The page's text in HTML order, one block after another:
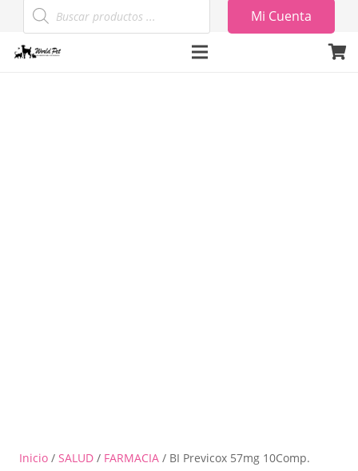
Búsqueda
de
productos
Mi Cuenta
Inicio / SALUD / FARMACIA / BI Previcox 57mg 10Comp.